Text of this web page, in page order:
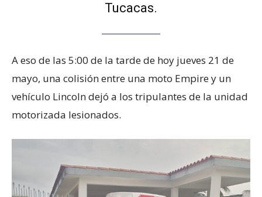
Tucacas.
A eso de las 5:00 de la tarde de hoy jueves 21 de
mayo, una colisión entre una moto Empire y un
vehículo Lincoln dejó a los tripulantes de la unidad
motorizada lesionados.